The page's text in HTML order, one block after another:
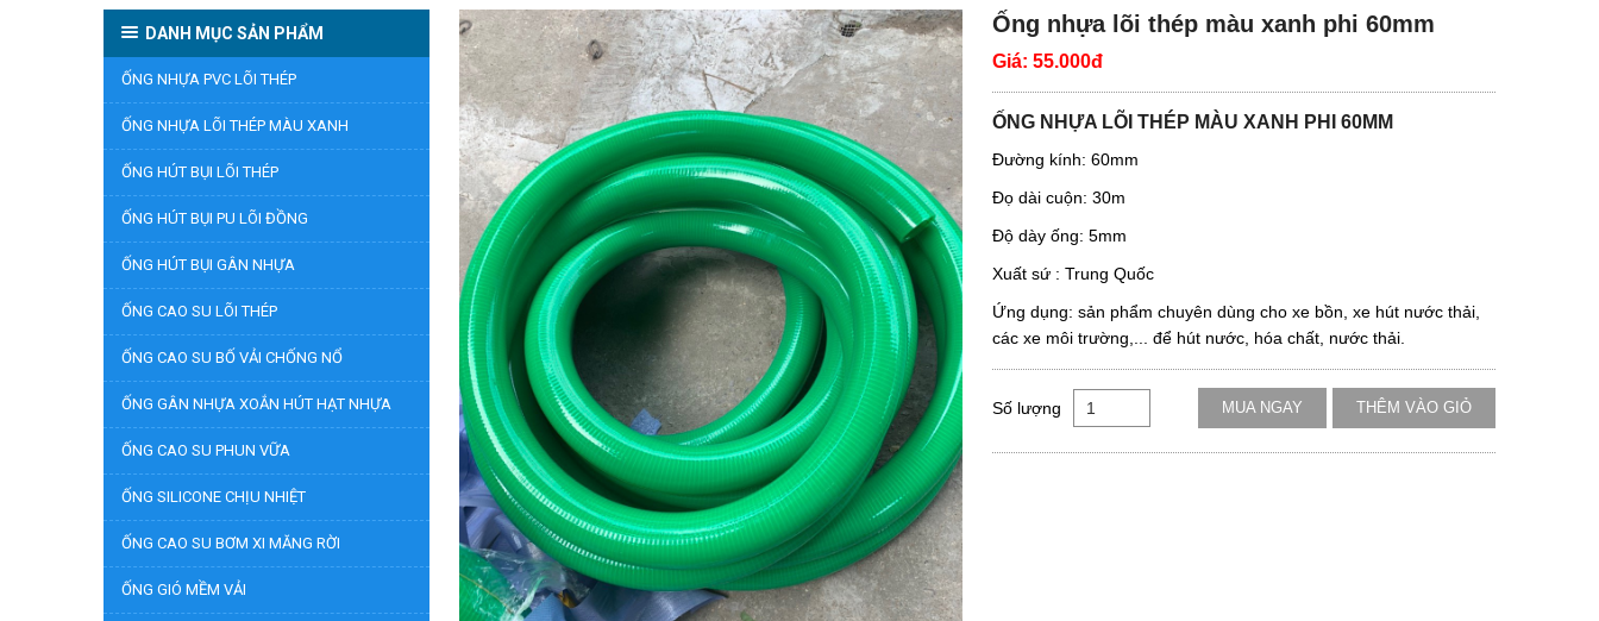
DANH MỤC SẢN PHẨM
ỐNG NHỰA PVC LÕI THÉP
ỐNG NHỰA LÕI THÉP MÀU XANH
ỐNG HÚT BỤI LÕI THÉP
ỐNG HÚT BỤI PU LÕI ĐỒNG
ỐNG HÚT BỤI GÂN NHỰA
ỐNG CAO SU LÕI THÉP
ỐNG CAO SU BỐ VẢI CHỐNG NỔ
ỐNG GÂN NHỰA XOẮN HÚT HẠT NHỰA
ỐNG CAO SU PHUN VỮA
ỐNG SILICONE CHỊU NHIỆT
ỐNG CAO SU BƠM XI MĂNG RỜI
ỐNG GIÓ MỀM VẢI
Ống nhựa lõi thép màu xanh phi 60mm
Giá: 55.000đ
ỐNG NHỰA LÕI THÉP MÀU XANH PHI 60MM
Đường kính: 60mm
Đọ dài cuộn: 30m
Độ dày ống: 5mm
Xuất sứ : Trung Quốc
Ứng dụng: sản phẩm chuyên dùng cho xe bồn, xe hút nước thải,
các xe môi trường,... để hút nước, hóa chất, nước thải.
Số lượng MUA NGAY THÊM VÀO GIỎ